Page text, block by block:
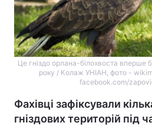
Це гніздо орлана-білохвоста вперше
року / Колаж УНІАН, фото -
facebook.com/
Фахівці зафіксували
гніздових територій під